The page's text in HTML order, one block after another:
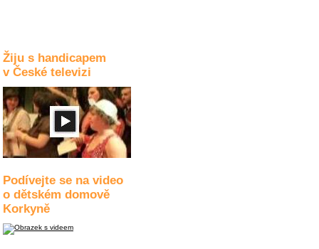
Žiju s handicapem
v České televizi
Podívejte se na video
o dětském domově
Korkyně